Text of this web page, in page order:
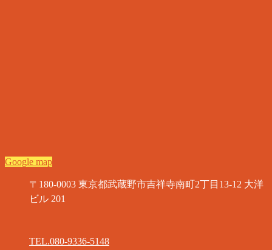
Google map
〒180-0003 東京都武蔵野市吉祥寺南町2丁目13-12 大洋
ビル 201
TEL.080-9336-5148